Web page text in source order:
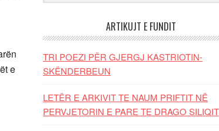
e
ARTIKUJT E FUNDIT
TRI POEZI PËR GJERGJ KASTRIOTIN-
SKËNDERBEUN
LETËR E ARKIVIT TE NAUM PRIFTIT NË
PERVJETORIN E PARE TE DRAGO SILIQIT